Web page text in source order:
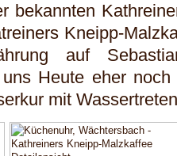
bekannten
Kneipp-
auf
Heute eher
mit